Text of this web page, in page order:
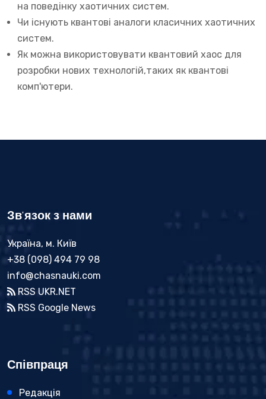
на поведінку хаотичних систем.
Чи існують квантові аналоги класичних хаотичних
систем.
Як можна використовувати квантовий хаос для
розробки нових технологій,таких як квантові
комп'ютери.
Зв'язок з нами
Україна, м. Київ
+38 (098) 494 79 98
info@chasnauki.com
RSS UKR.NET
RSS Google News
Співпраця
Редакція